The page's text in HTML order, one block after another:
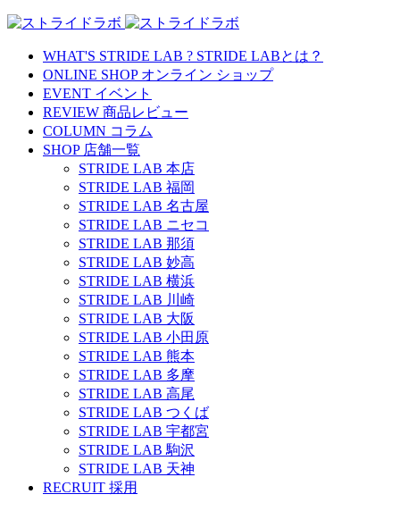
WHAT'S STRIDE LAB ? STRIDE LABとは？
ONLINE SHOP オンライン ショップ
EVENT イベント
REVIEW 商品レビュー
COLUMN コラム
SHOP 店舗一覧
STRIDE LAB 本店
STRIDE LAB 福岡
STRIDE LAB 名古屋
STRIDE LAB ニセコ
STRIDE LAB 那須
STRIDE LAB 妙高
STRIDE LAB 横浜
STRIDE LAB 川崎
STRIDE LAB 大阪
STRIDE LAB 小田原
STRIDE LAB 熊本
STRIDE LAB 多摩
STRIDE LAB 高尾
STRIDE LAB つくば
STRIDE LAB 宇都宮
STRIDE LAB 駒沢
STRIDE LAB 天神
RECRUIT 採用